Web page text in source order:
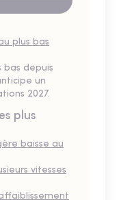
plus bas
bas depuis
un
2027.
plus
baisse au
vitesses